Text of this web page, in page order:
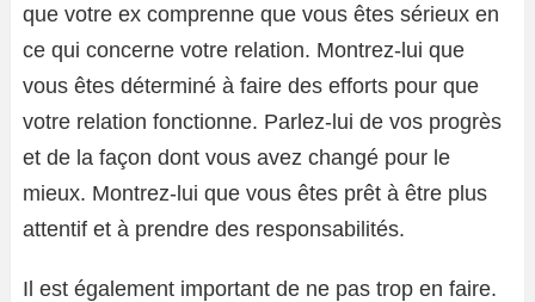
que votre ex comprenne que vous êtes sérieux en
ce qui concerne votre relation. Montrez-lui que
vous êtes déterminé à faire des efforts pour que
votre relation fonctionne. Parlez-lui de vos progrès
et de la façon dont vous avez changé pour le
mieux. Montrez-lui que vous êtes prêt à être plus
attentif et à prendre des responsabilités.
Il est également important de ne pas trop en faire.